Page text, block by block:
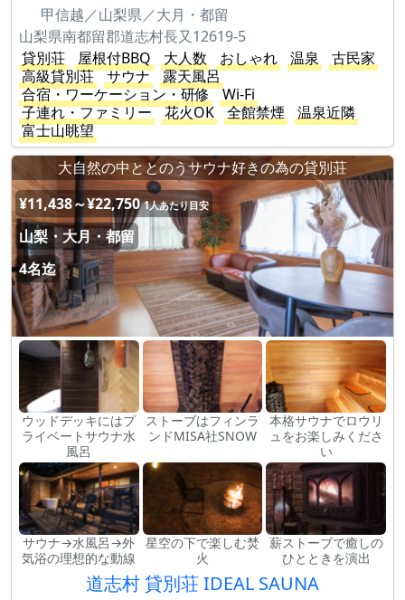
甲信越／山梨県／大月・都留
山梨県南都留郡道志村長又12619-5
貸別荘
屋根付BBQ 大人数 おしゃれ 温泉
古民家
高級貸別荘
サウナ
露天風呂
合宿・ワーケーション・研修
Wi-Fi
子連れ・ファミリー
花火OK 全館禁煙
温泉近隣
富士山眺望
大自然の中ととのうサウナ好きの為の貸別荘
¥11,438～¥22,750 1人あたり目安
山梨・大月・都留
4名迄
ウッドデッキにはプ
ライベートサウナ水
風呂
ストーブはフィンラ
ンドMISA社SNOW
本格サウナでロウリ
ュをお楽しみくださ
い
サウナ→水風呂→外
気浴の理想的な動線
星空の下で楽しむ焚
火
薪ストーブで癒しの
ひとときを演出
道志村 貸別荘 IDEAL SAUNA